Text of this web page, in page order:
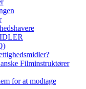
Filminstruktører
for at modtage